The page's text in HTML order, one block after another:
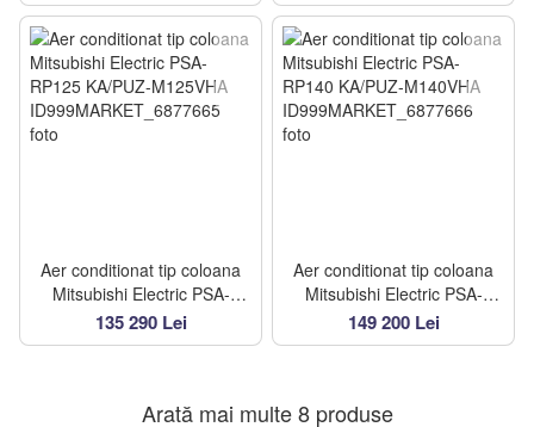
Aer conditionat tip coloana
Mitsubishi Electric PSA-
RP125 KA/PUZ-M125VHA
135 290 Lei
Aer conditionat tip coloana
Mitsubishi Electric PSA-
RP140 KA/PUZ-M140VHA
149 200 Lei
Arată mai multe 8 produse